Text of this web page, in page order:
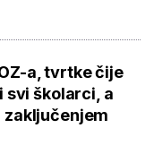
a, tvrtke čije
svi školarci, a
zaključenjem